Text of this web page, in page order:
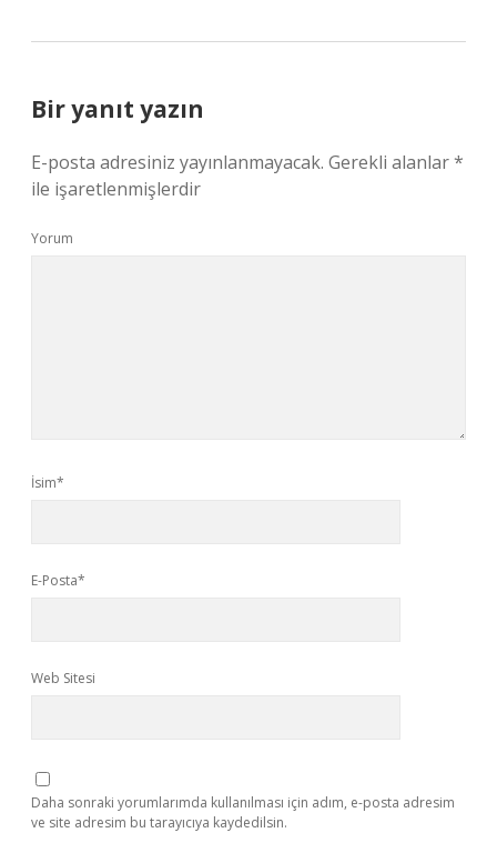
Bir yanıt yazın
E-posta adresiniz yayınlanmayacak. Gerekli alanlar*
ile işaretlenmişlerdir
Yorum
İsim*
E-Posta*
Web Sitesi
Daha sonraki yorumlarımda kullanılması için adım, e-posta adresim
ve site adresim bu tarayıcıya kaydedilsin.